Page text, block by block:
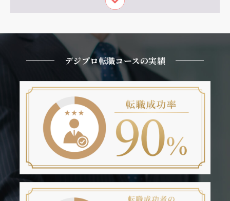
トランスコスモス株式会社
株式会社アイズ
株式会社サイバーエース
ライフワンズ株式会社
株式会社アドフロンテ
株式会社jekiインタラクティブコミュニケー
ションズ
株式会社オーリーズ
株式会社プロスパーグラフ
株式会社クイックリー
株式会社ディーチ
デジプロ転職コースの実績